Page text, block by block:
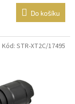
Do košíku
Kód: STR-XT2C/17495